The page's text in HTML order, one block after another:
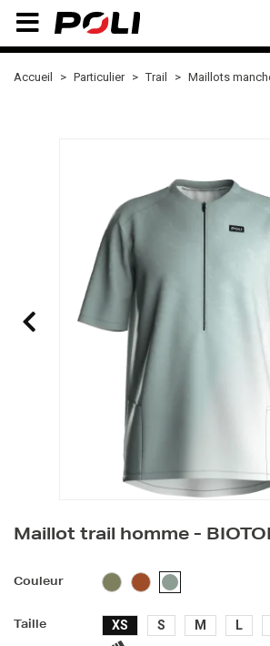
Accueil Particulier Trail Maillots
Maillot trail homme -
Couleur KAKIMARRON
VERT
SAUGE
Taille XS S M L